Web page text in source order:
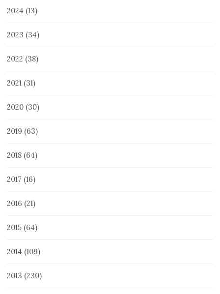
2024 (13)
2023 (34)
2022 (38)
2021 (31)
2020 (30)
2019 (63)
2018 (64)
2017 (16)
2016 (21)
2015 (64)
2014 (109)
2013 (230)